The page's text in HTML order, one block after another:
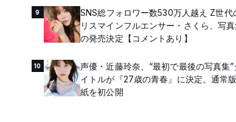
9
SNS総フォロワー数530万人越え Z世代
リスマインフルエンサー・さくら、写
の発売決定【コメントあり】
10
声優・近藤玲奈、“最初で最後の写真集”
イトルが『27歳の青春』に決定。通常
紙を初公開